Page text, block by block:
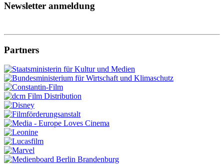
Newsletter anmeldung
Partners